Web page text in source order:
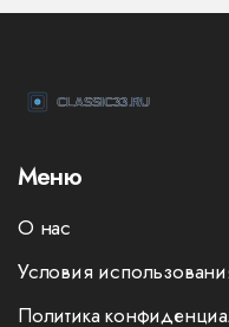
Меню
О нас
Условия
Политика